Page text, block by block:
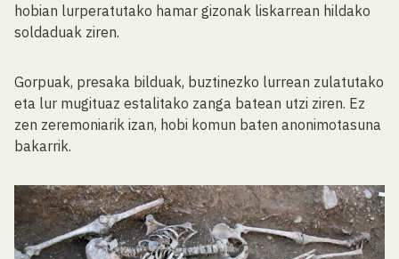
hobian lurperatutako hamar gizonak liskarrean hildako
soldaduak ziren.
Gorpuak, presaka bilduak, buztinezko lurrean zulatutako
eta lur mugituaz estalitako zanga batean utzi ziren. Ez
zen zeremoniarik izan, hobi komun baten anonimotasuna
bakarrik.